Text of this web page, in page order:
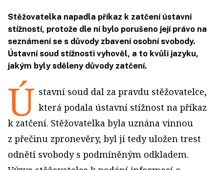
Stěžovatelka napadla příkaz k zatčení ústavní
stížností, protože dle ní bylo porušeno její právo na
seznámení se s důvody zbavení osobní svobody.
Ústavní soud stížnosti vyhověl, a to kvůli jazyku,
jakým byly sděleny důvody zatčení.
Ú stavní soud dal za pravdu stěžovatelce,
která podala ústavní stížnost na příkaz
k zatčení. Stěžovatelka byla uznána vinnou
z přečinu zpronevěry, byl jí tedy uložen trest
odnětí svobody s podmíněným odkladem.